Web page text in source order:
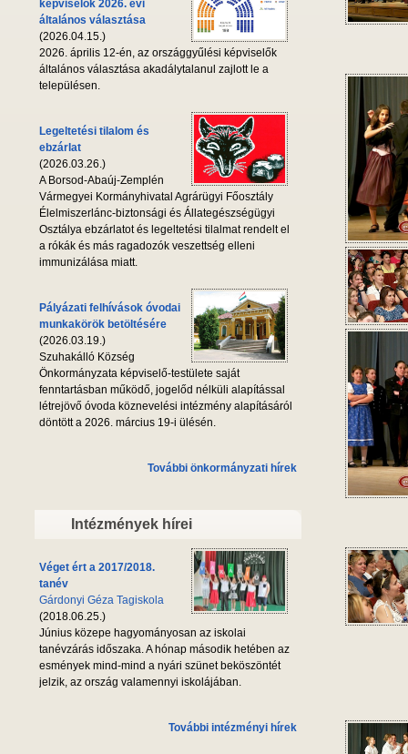
képviselők 2026. évi
általános választása
(2026.04.15.)
2026. április 12-én, az országgyűlési képviselők
általános választása akadálytalanul zajlott le a
településen.
Legeltetési tilalom és
ebzárlat
(2026.03.26.)
A Borsod-Abaúj-Zemplén
Vármegyei Kormányhivatal Agrárügyi Főosztály
Élelmiszerlánc-biztonsági és Állategészségügyi
Osztálya ebzárlatot és legeltetési tilalmat rendelt el
a rókák és más ragadozók veszettség elleni
immunizálása miatt.
Pályázati felhívások óvodai
munkakörök betöltésére
(2026.03.19.)
Szuhakálló Község
Önkormányzata képviselő-testülete saját
fenntartásban működő, jogelőd nélküli alapítással
létrejövő óvoda köznevelési intézmény alapításáról
döntött a 2026. március 19-i ülésén.
További önkormányzati hírek
Intézmények hírei
Véget ért a 2017/2018.
tanév
Gárdonyi Géza Tagiskola
(2018.06.25.)
Június közepe hagyományosan az iskolai
tanévzárás időszaka. A hónap második hetében az
esmények mind-mind a nyári szünet beköszöntét
jelzik, az ország valamennyi iskolájában.
További intézményi hírek